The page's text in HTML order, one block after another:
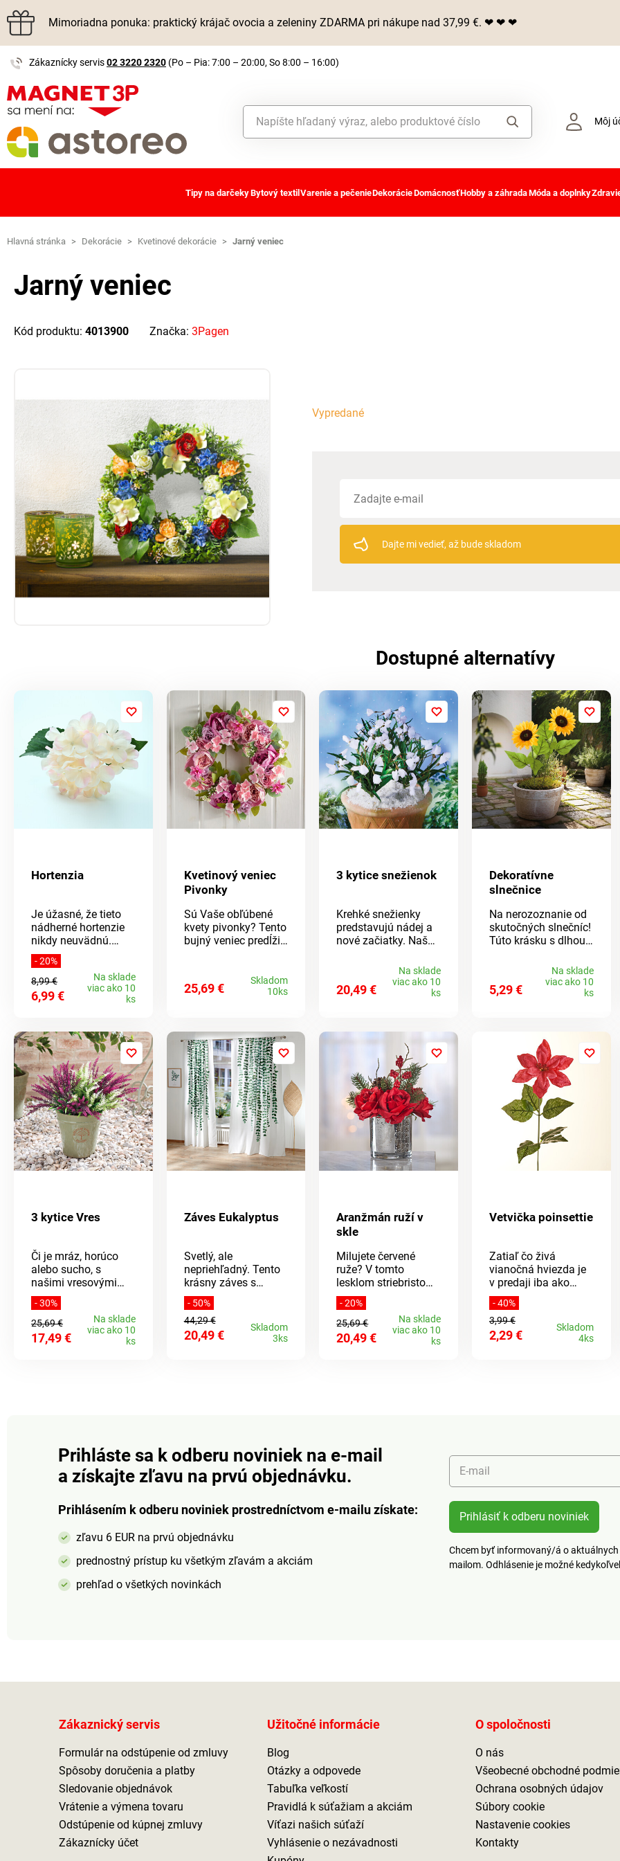
Mimoriadna ponuka: praktický krájač ovocia a zeleniny ZDARMA pri nákupe nad 37,99 €. ❤ ❤ ❤
Zákaznícky servis02 3220 2320 (Po – Pia: 7:00 – 20:00, So 8:00 – 16:00)
Môj
Tipy na darčekyBytový textil Varenie a pečenieDekorácieDomácnosťHobby a záhradaMóda a doplnky
Hlavná stránka > Dekorácie > Kvetinové dekorácie > Jarný veniec
Jarný veniec
Kód produktu: 4013900 Značka: 3Pagen
Vypredané
Dajte mi vedieť, až bude skladom
Dostupné alternatívy
Hortenzia
Je úžasné, že tieto
nádherné hortenzie
nikdy neuvädnú.
Perfektná dekorácia,
ktorú nemusíte
zalievať.
- 20%
8,99 €
6,99 €
Na sklade
viac ako 10
ks
Kvetinový veniec
Pivonky
Sú Vaše obľúbené
kvety pivonky? Tento
bujný veniec predĺži
tak dlho, ako si
prajete - tak
Ako skutočné. Na
dvere, múr + stôl.
Eldo.
25,69 €
Skladom
10ks
3 kytice snežienok
Krehké snežienky
predstavujú nádej a
nové začiatky. Naše
bez akejkoľvek
starostlivosti. Sú
umelé, odolné voči
kvetináčov alebo
okenných hrantíkov.
20,49 €
Na sklade
viac ako 10
ks
Dekoratívne
slnečnice
Na nerozoznanie od
skutočných slnečníc!
Túto krásku s dlhou
užívať samostatne
alebo s niekoľkými
vo váze na podlahe.
5,29 €
Na sklade
viac ako 10
ks
3 kytice Vres
Či je mráz, horúco
alebo sucho, s
našimi vresovými
kyticami vo fialovej a
bielej farbe bude Váš
balkón vždy v plnom
kvitne - bez
akejkoľvek údržby.
starostlivosť. Ako
živé. 3 kusy. Odolné
voči počasiu.
- 30%
25,69 €
17,49 €
Na sklade
viac ako 10
ks
Záves Eukalyptus
Svetlý, ale
nepriehľadný. Tento
krásny záves s
eukalyptovými
úponkami vytvorí
letnú, svetlom zaliatu
izbu. Zároveň odtieni
- 50%
44,29 €
20,49 €
Skladom
3ks
Aranžmán ruží v
skle
Milujete červené
ruže? V tomto
lesklom striebristom
sklenenom kvetináči
s jedľovou zeleňou
vyzerajú obzvlášť
vznešene - a "kvitnú"
navždy.
- 20%
25,69 €
20,49 €
Na sklade
viac ako 10
ks
Vetvička poinsettie
Zatiaľ čo živá
vianočná hviezda je
v predaji iba ako
rastlina v kvetináči,
táto mimoriadne
dlhá vetvička
vianočnej hviezdy sa
- 40%
3,99 €
2,29 €
Skladom
4ks
Prihláste sa k odberu noviniek na e-mail
a získajte zľavu na prvú objednávku.
Prihlásením k odberu noviniek prostredníctvom e-mailu získate:
zľavu 6 EUR na prvú objednávku
prednostný prístup ku všetkým zľavám a akciám
prehľad o všetkých novinkách
E-mail
Prihlásiť k odberu noviniek
Chcem byť informovaný/á o
mailom. Odhlásenie je možné
Zákaznický servis
Formulár na odstúpenie od zmluvy
Spôsoby doručenia a platby
Sledovanie objednávok
Vrátenie a výmena tovaru
Odstúpenie od kúpnej zmluvy
Zákaznícky účet
Užitočné informácie
Blog
Otázky a odpovede
Tabuľka veľkostí
Pravidlá k súťažiam a akciám
Víťazi našich súťaží
Vyhlásenie o nezávadnosti
O spoločnosti
O nás
Všeobecné obchodné
Ochrana osobných údajov
Súbory cookie
Nastavenie cookies
Kontakty